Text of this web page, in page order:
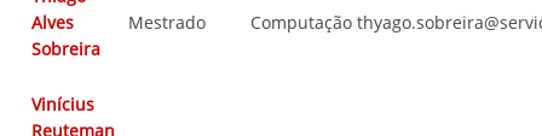
Alves
Sobreira
Mestrado Computação
Vinícius
Reuteman